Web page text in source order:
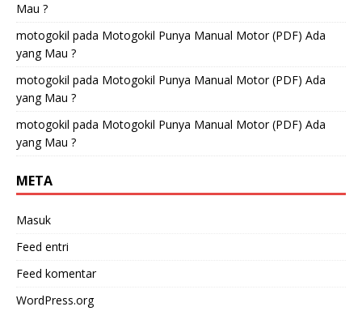
Mau ?
motogokil pada Motogokil Punya Manual Motor (PDF) Ada
yang Mau ?
motogokil pada Motogokil Punya Manual Motor (PDF) Ada
yang Mau ?
motogokil pada Motogokil Punya Manual Motor (PDF) Ada
yang Mau ?
META
Masuk
Feed entri
Feed komentar
WordPress.org